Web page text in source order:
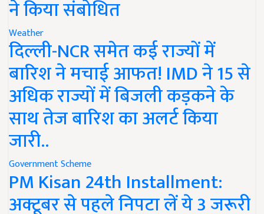
ने किया संबोधित
Weather
दिल्ली-NCR समेत कई राज्यों में
बारिश ने मचाई आफत! IMD ने 15 से
अधिक राज्यों में बिजली कड़कने के
साथ तेज बारिश का अलर्ट किया
जारी..
Government Scheme
PM Kisan 24th Installment:
अक्टूबर से पहले निपटा लें ये 3 जरूरी